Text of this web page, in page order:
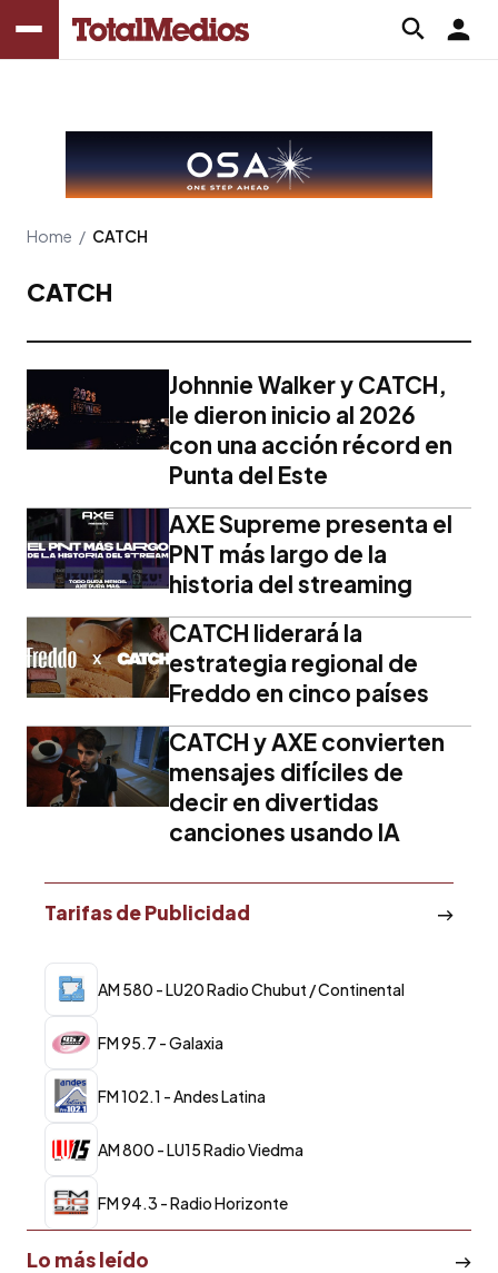
Home / CATCH
CATCH
Johnnie Walker y CATCH,
le dieron inicio al 2026
con una acción récord en
Punta del Este
AXE Supreme presenta el
PNT más largo de la
historia del streaming
CATCH liderará la
estrategia regional de
Freddo en cinco países
CATCH y AXE convierten
mensajes difíciles de
decir en divertidas
canciones usando IA
Tarifas de Publicidad
AM 580 - LU20 Radio Chubut / Continental
FM 95.7 - Galaxia
FM 102.1 - Andes Latina
AM 800 - LU15 Radio Viedma
FM 94.3 - Radio Horizonte
Lo más leído